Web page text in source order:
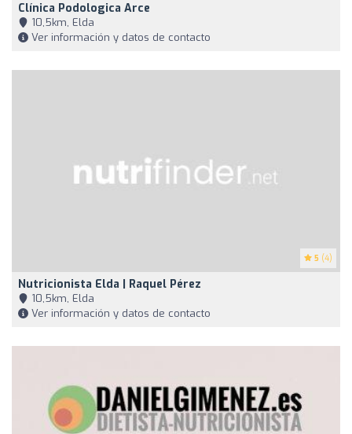
Clínica Podologica Arce
10,5km, Elda
Ver información y datos de contacto
5 (4)
Nutricionista Elda | Raquel Pérez
10,5km, Elda
Ver información y datos de contacto